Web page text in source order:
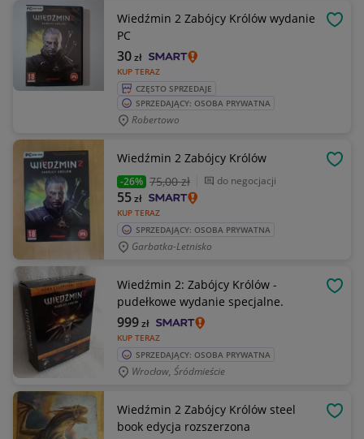
Wiedźmin 2 Zabójcy Królów wydanie
PC
KUP TERAZ
30zł
CZĘSTO SPRZEDAJE
SPRZEDAJĄCY: OSOBA PRYWATNA
Robertowo
Wiedźmin 2 Zabójcy Królów
-26% 75,00 zł do negocjacji
KUP TERAZ
55zł
SPRZEDAJĄCY: OSOBA PRYWATNA
Garbatka-Letnisko
Wiedźmin 2: Zabójcy Królów -
pudełkowe wydanie specjalne.
KUP TERAZ
999zł
SPRZEDAJĄCY: OSOBA PRYWATNA
Wrocław, Śródmieście
Wiedźmin 2 Zabójcy Królów steel
book edycja rozszerzona